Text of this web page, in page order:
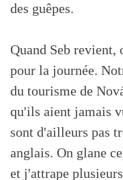
des guêpes.
Quand Seb revient,
pour la journée.
du tourisme de
qu'ils aient jamais
sont d'ailleurs pas
anglais. On glane
et j'attrape